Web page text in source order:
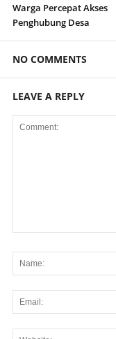
Warga Percepat Akses
Penghubung Desa
NO COMMENTS
LEAVE A REPLY